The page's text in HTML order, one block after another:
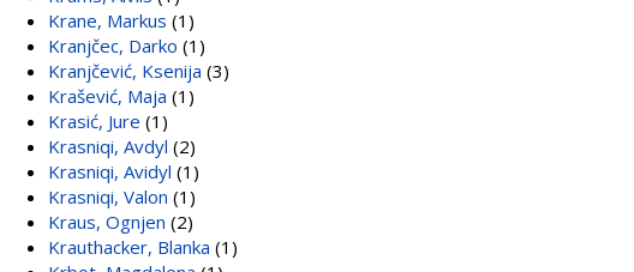
Krane, Markus (1)
Kranjčec, Darko (1)
Kranjčević, Ksenija (3)
Krašević, Maja (1)
Krasić, Jure (1)
Krasniqi, Avdyl (2)
Krasniqi, Avidyl (1)
Krasniqi, Valon (1)
Kraus, Ognjen (2)
Krauthacker, Blanka (1)